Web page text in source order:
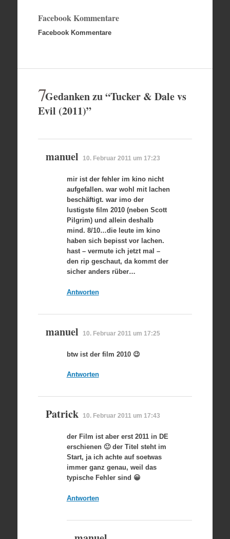
Facebook Kommentare
Facebook Kommentare
7Gedanken zu “Tucker & Dale vs
Evil (2011)”
manuel 10. Februar 2011 um 17:23
mir ist der fehler im kino nicht
aufgefallen. war wohl mit lachen
beschäftigt. war imo der
lustigste film 2010 (neben Scott
Pilgrim) und allein deshalb
mind. 8/10…die leute im kino
haben sich bepisst vor lachen.
hast – vermute ich jetzt mal –
den rip geschaut, da kommt der
sicher anders rüber…
Antworten
manuel 10. Februar 2011 um 17:25
btw ist der film 2010 😉
Antworten
Patrick 10. Februar 2011 um 17:43
der Film ist aber erst 2011 in DE
erschienen 🙂 der Titel steht im
Start, ja ich achte auf soetwas
immer ganz genau, weil das
typische Fehler sind 😀
Antworten